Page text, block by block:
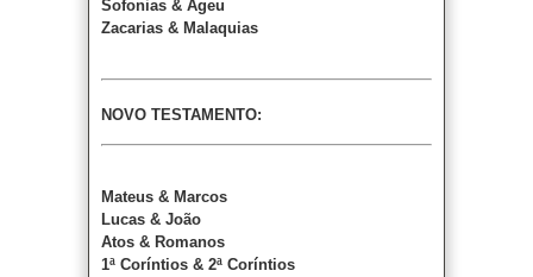
Sofonias & Ageu
Zacarias & Malaquias
NOVO TESTAMENTO:
Mateus & Marcos
Lucas & João
Atos & Romanos
1ª Coríntios & 2ª Coríntios